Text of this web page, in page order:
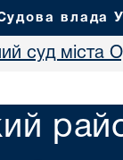
влада
суд міста